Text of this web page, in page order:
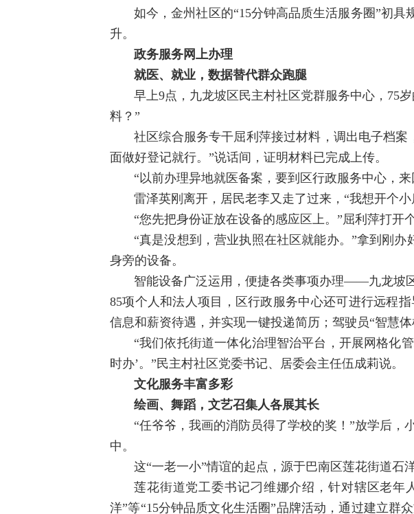
如今，金州社区的“15分钟高品质生活服务圈”初
升。
政务服务网上办理
就医、就业，数据替代群众跑腿
早上9点，九龙坡区民主村社区党群服务中心，75
料？”
社区综合服务专干屈利萍接过材料，调出电子档
面做好登记就行。”说话间，证明材料已完成上传。
“以前办理异地就医备案，要到区行政服务中心，
雷泽英刚离开，居民老李又走了过来，“我想开个
“您先把身份证放在设备的感应区上。”屈利萍打开
“真是没想到，营业执照在社区就能办。”拿到刚
身旁的设备。
智能设备广泛运用，便捷各类事项办理——九龙坡
85项个人和法人项目，区行政服务中心还可进行远程
信息和薪资待遇，并实现一键投递简历；驾驶员“智慧
“我们依托街道一体化治理智治平台，开展网格化
时办’。”民主村社区党委书记、居委会主任伍成莉说。
文化服务丰富多彩
绘画、舞蹈，文艺召集人各展其长
“任爷爷，我画的消防员得了学校的奖！”放学后
中。
这“一老一小”情谊的起点，源于巴南区莲花街道石
莲花街道党工委书记刁维娜介绍，针对辖区老
洋”等“15分钟品质文化生活圈”品牌活动，通过建立群